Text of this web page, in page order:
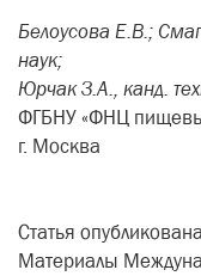
Белоусова Е.В.;
наук;
Юрчак З.А., канд.
ФГБНУ «ФНЦ
г. Москва
Статья
Материалы